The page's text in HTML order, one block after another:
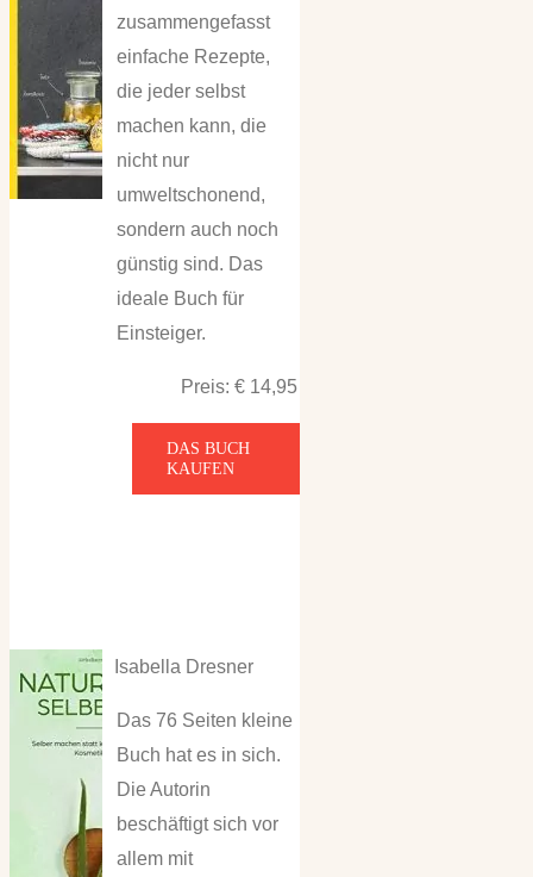
zusammengefasst
einfache Rezepte,
die jeder selbst
machen kann, die
nicht nur
umweltschonend,
sondern auch noch
günstig sind. Das
ideale Buch für
Einsteiger.
Preis: € 14,95
DAS BUCH
KAUFEN
Isabella Dresner
Das 76 Seiten kleine
Buch hat es in sich.
Die Autorin
beschäftigt sich vor
allem mit